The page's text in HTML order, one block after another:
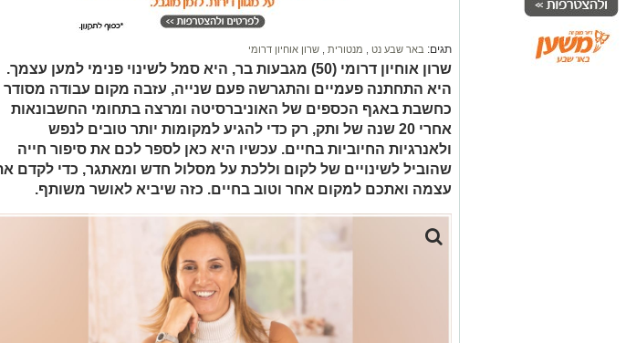
היא התחתנה פעמיים והתגרשה פעם שנייה, עזבה מקום עבודה מסודר
כחשבת באגף הכספים של האוניברסיטה ומרצה בתחומי החשבונאות
אחרי 20 שנה של ותק, רק כדי להגיע למקומות יותר טובים לנפש
ולאנרגיות החיוביות בחיים. עכשיו היא כאן לספר לכם את סיפור חייה
שהוביל לשינויים של לקום וללכת על מסלול חדש ומאתגר, כדי לקדם את
עצמה ואתכם למקום אחר וטוב בחיים. כזה שיביא לאושר משותף.